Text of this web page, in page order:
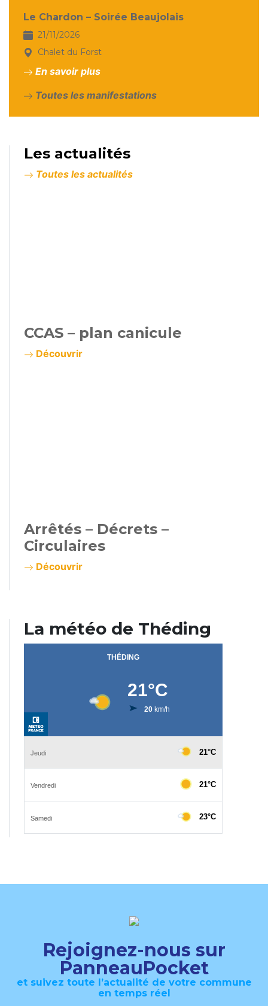
Le Chardon – Soirée Beaujolais
21/11/2026
Chalet du Forst
En savoir plus
Toutes les manifestations
Les actualités
Toutes les actualités
CCAS – plan canicule
Découvrir
Arrêtés – Décrets –
Circulaires
Découvrir
La météo de Théding
Rejoignez-nous sur
PanneauPocket
et suivez toute l’actualité de votre commune
en temps réel